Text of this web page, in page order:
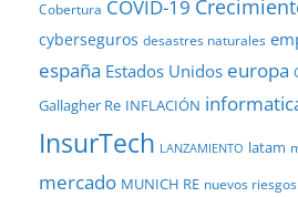
Cobertura COVID-19
cyberseguros desastres naturales
españa Estados Unidos europa
Gallagher Re INFLACIÓN
InsurTech LANZAMIENTO latam
mercado MUNICH RE nuevos riesgos